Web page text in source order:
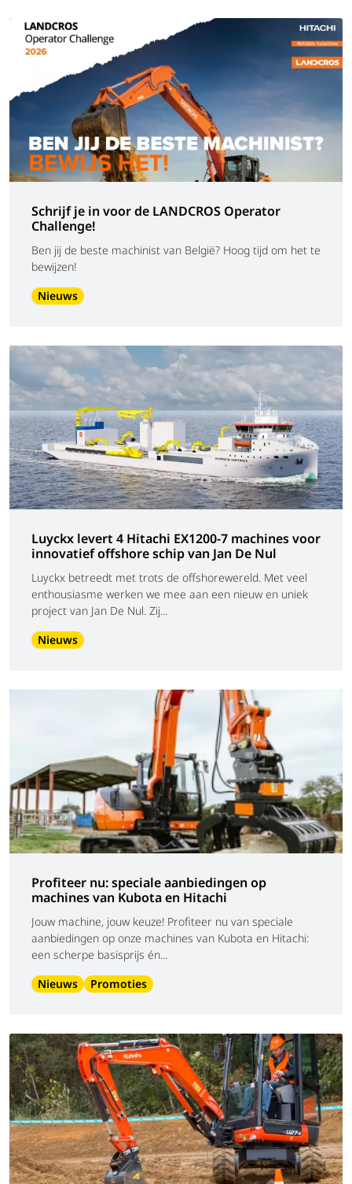
Schrijf je in voor de LANDCROS Operator
Challenge!
Ben jij de beste machinist van België? Hoog tijd om het te
bewijzen!
Nieuws
Luyckx levert 4 Hitachi EX1200‑7 machines voor
innovatief offshore schip van Jan De Nul
Luyckx betreedt met trots de offshorewereld. Met veel
enthousiasme werken we mee aan een nieuw en uniek
project van Jan De Nul. Zij...
Nieuws
Profiteer nu: speciale aanbiedingen op
machines van Kubota en Hitachi
Jouw machine, jouw keuze! Profiteer nu van speciale
aanbiedingen op onze machines van Kubota en Hitachi:
een scherpe basisprijs én...
Nieuws
Promoties